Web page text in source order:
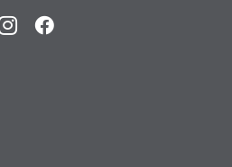
InstagramFacebook